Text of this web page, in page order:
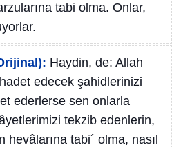
tabi olma. Onlar,
Haydin, de: Allah
edecek şahidlerinizi
ederlerse sen onlarla
tekzib edenlerin,
hevâlarına tabi´ olma, nasıl